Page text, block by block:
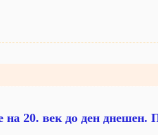
20. век до ден днешен.